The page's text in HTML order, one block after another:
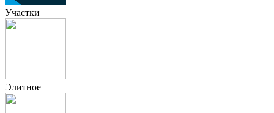
Участки
Элитное